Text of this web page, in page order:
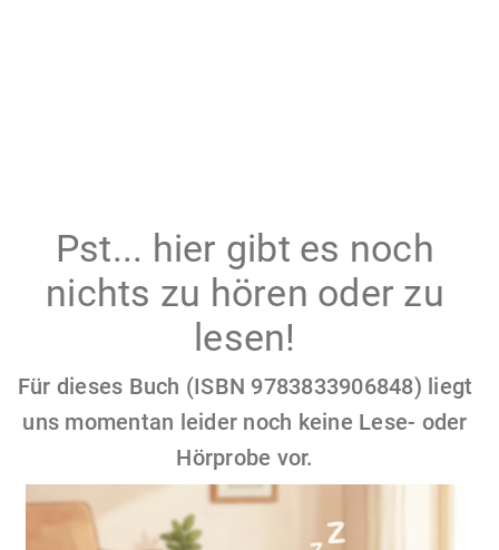
Pst... hier gibt es noch
nichts zu hören oder zu
lesen!
Für dieses Buch (ISBN 9783833906848) liegt
uns momentan leider noch keine Lese- oder
Hörprobe vor.